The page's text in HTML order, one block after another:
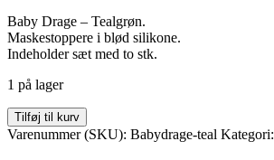
Baby Drage – Tealgrøn.
Maskestoppere i blød silikone.
Indeholder sæt med to stk.
1 på lager
Baby
Dragon
Tilføj til kurv
Varenummer (SKU): Babydrage-teal Kategori: